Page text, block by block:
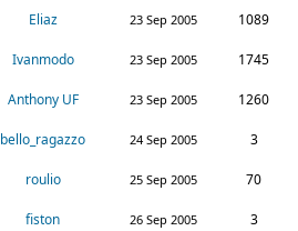
Eliaz 23 Sep 2005 1089
Ivanmodo 23 Sep 2005 1745
Anthony UF 23 Sep 2005 1260
bello_ragazzo 24 Sep 2005 3
roulio 25 Sep 2005 70
fiston 26 Sep 2005 3